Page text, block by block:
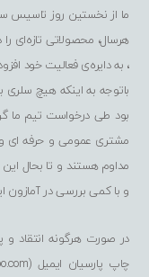
ما از نخستین روز تاسیس
هرسال، محصولاتی تازه‌ای
، به دایره‌ی فعالیت خود
باتوجه به اینکه هیچ
بود طی درخواست تیم ما
مشتری عمومی و حرفه ای
مداوم هستند و تا بحال این
و با کمی بررسی در آمازون
در صورت هرگونه انتقاد و